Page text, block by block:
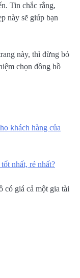
Tin chắc rằng,
này sẽ giúp bạn
này, thì đừng bỏ
chọn đồng hồ
khách hàng của
nhất, rẻ nhất?
có giá cả một gia tài